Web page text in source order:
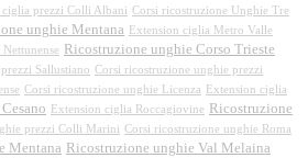
ciglia prezzi Colli Albani Corsi ricostruzione Unghie Tre
unghie Mentana
Extension ciglia Metro Valle
Ricostruzione unghie Corso Trieste
Sallustiano Corsi ricostruzione unghie prezzi
Corsi ricostruzione unghie Licenza
Extension ciglia
Extension ciglia Roccagiovine
Ricostruzione
prezzi Colli Marini Corsi ricostruzione unghie Roma
Mentana Ricostruzione unghie Val Melaina